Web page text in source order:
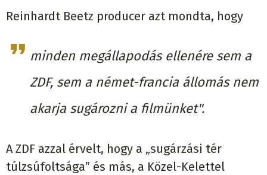
Reinhardt Beetz producer azt mondta, hogy
minden megállapodás ellenére sem a
ZDF, sem a német-francia állomás nem
akarja sugározni a filmünket".
A ZDF azzal érvelt, hogy a „sugárzási tér
túlzsúfoltsága” és más, a Közel-Kelettel